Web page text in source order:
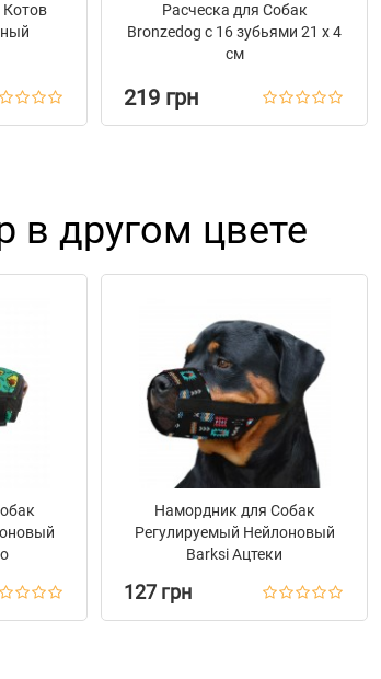
Расческа для Собак
Bronzedog с 16 зубьями 21 х 4
см
219 грн
в другом цвете
Намордник для Собак
Регулируемый Нейлоновый
Barksi Ацтеки
127 грн